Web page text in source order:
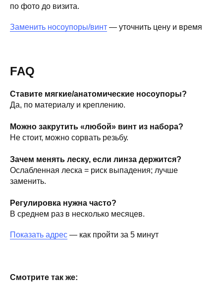
по фото до визита.
Заменить носоупоры/винт — уточнить цену и время
FAQ
Ставите мягкие/анатомические носоупоры?
Да, по материалу и креплению.
Можно закрутить «любой» винт из набора?
Не стоит, можно сорвать резьбу.
Зачем менять леску, если линза держится?
Ослабленная леска = риск выпадения; лучше
заменить.
Регулировка нужна часто?
В среднем раз в несколько месяцев.
Показать адрес — как пройти за 5 минут
Смотрите так же: